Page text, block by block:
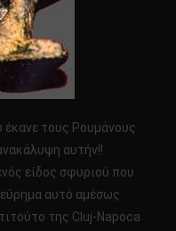
έκανε τους Ρουμάνους
αυτήν!!
είδος σφυριού που
αυτό αμέσως
της Cluj-Napoca